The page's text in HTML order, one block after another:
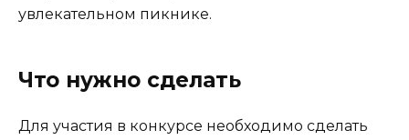
увлекательном пикнике.
Что нужно сделать
Для участия в конкурсе необходимо сделать